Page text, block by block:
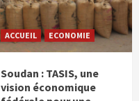
ACCUEIL ECONOMIE
Soudan : TASIS, une
vision économique